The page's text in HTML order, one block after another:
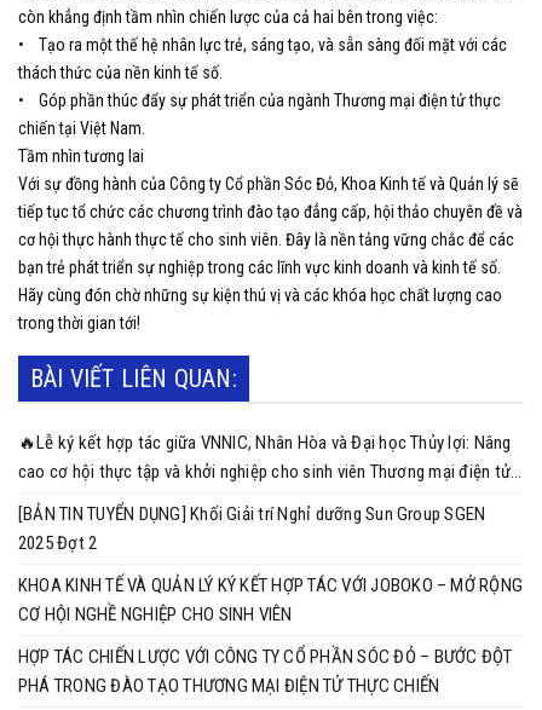
còn khẳng định tầm nhìn chiến lược của cả hai bên trong việc:
• Tạo ra một thế hệ nhân lực trẻ, sáng tạo, và sẵn sàng đối mặt với các
thách thức của nền kinh tế số.
• Góp phần thúc đẩy sự phát triển của ngành Thương mại điện tử thực
chiến tại Việt Nam.
Tầm nhìn tương lai
Với sự đồng hành của Công ty Cổ phần Sóc Đỏ, Khoa Kinh tế và Quản lý sẽ
tiếp tục tổ chức các chương trình đào tạo đẳng cấp, hội thảo chuyên đề và
cơ hội thực hành thực tế cho sinh viên. Đây là nền tảng vững chắc để các
bạn trẻ phát triển sự nghiệp trong các lĩnh vực kinh doanh và kinh tế số.
Hãy cùng đón chờ những sự kiện thú vị và các khóa học chất lượng cao
trong thời gian tới!
BÀI VIẾT LIÊN QUAN:
🔥Lễ ký kết hợp tác giữa VNNIC, Nhân Hòa và Đại học Thủy lợi: Nâng
cao cơ hội thực tập và khởi nghiệp cho sinh viên Thương mại điện tử
🔥
[BẢN TIN TUYỂN DỤNG] Khối Giải trí Nghỉ dưỡng Sun Group SGEN
2025 Đợt 2
KHOA KINH TẾ VÀ QUẢN LÝ KÝ KẾT HỢP TÁC VỚI JOBOKO – MỞ RỘNG
CƠ HỘI NGHỀ NGHIỆP CHO SINH VIÊN
HỢP TÁC CHIẾN LƯỢC VỚI CÔNG TY CỔ PHẦN SÓC ĐỎ – BƯỚC ĐỘT
PHÁ TRONG ĐÀO TẠO THƯƠNG MẠI ĐIỆN TỬ THỰC CHIẾN